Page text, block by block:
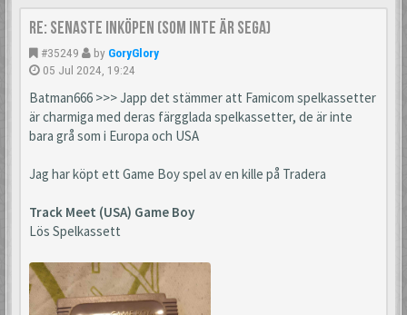
Re: Senaste inköpen (som inte är Sega)
#35249 by GoryGlory
05 Jul 2024, 19:24
Batman666 >>> Japp det stämmer att Famicom spelkassetter
är charmiga med deras färgglada spelkassetter, de är inte
bara grå som i Europa och USA
Jag har köpt ett Game Boy spel av en kille på Tradera
Track Meet (USA) Game Boy
Lös Spelkassett